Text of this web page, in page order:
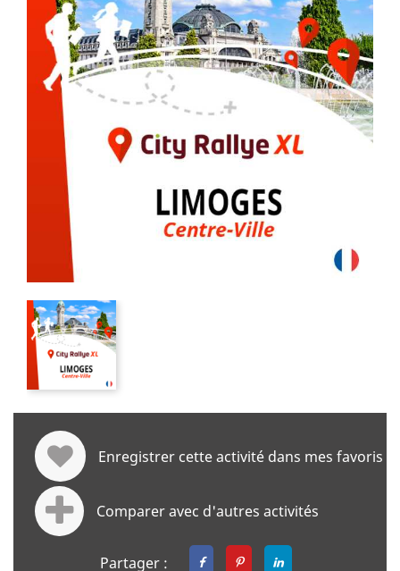
Enregistrer cette activité dans mes favoris
Comparer avec d'autres activités
Partager :